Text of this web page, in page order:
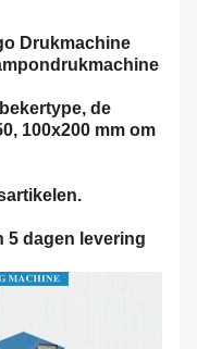
Drukmachine
de
100x200 mm om
5 dagen levering